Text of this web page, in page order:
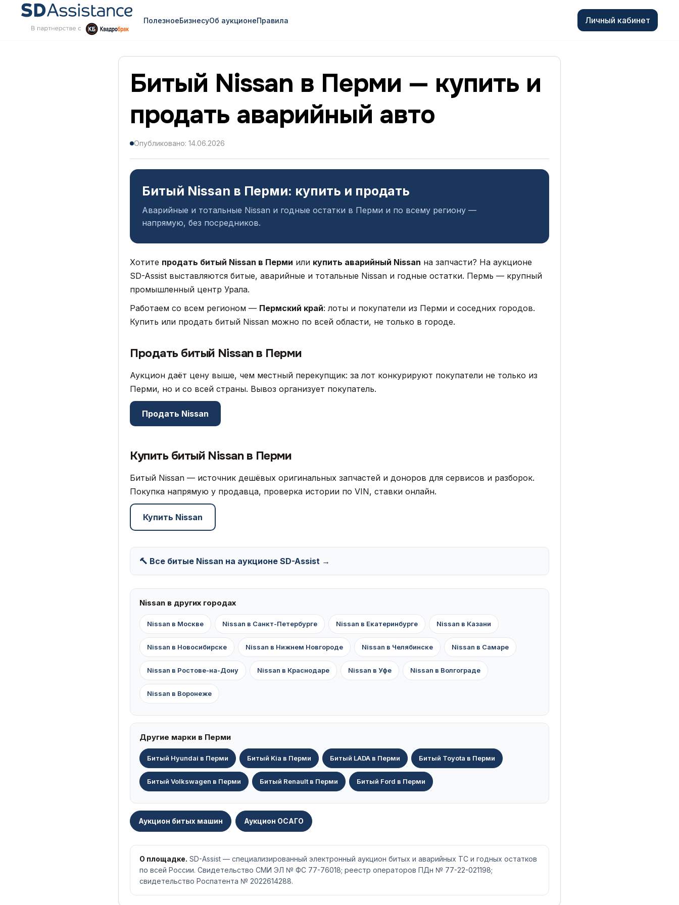
ПолезноеБизнесуОб аукционеПравила Личный кабинет
Битый Nissan в Перми — купить и
продать аварийный авто
Опубликовано: 14.06.2026
Битый Nissan в Перми: купить и продать
Аварийные и тотальные Nissan и годные остатки в Перми и по всему региону —
напрямую, без посредников.
Хотите продать битый Nissan в Перми или купить аварийный Nissan на запчасти? На аукционе
SD-Assist выставляются битые, аварийные и тотальные Nissan и годные остатки. Пермь — крупный
промышленный центр Урала.
Работаем со всем регионом — Пермский край: лоты и покупатели из Перми и соседних городов.
Купить или продать битый Nissan можно по всей области, не только в городе.
Продать битый Nissan в Перми
Аукцион даёт цену выше, чем местный перекупщик: за лот конкурируют покупатели не только из
Перми, но и со всей страны. Вывоз организует покупатель.
Продать Nissan
Купить битый Nissan в Перми
Битый Nissan — источник дешёвых оригинальных запчастей и доноров для сервисов и разборок.
Покупка напрямую у продавца, проверка истории по VIN, ставки онлайн.
Купить Nissan
🔨 Все битые Nissan на аукционе SD-Assist →
Nissan в других городах
Nissan в Москве Nissan в Санкт-Петербурге Nissan в Екатеринбурге Nissan в Казани
Nissan в Новосибирске Nissan в Нижнем Новгороде Nissan в Челябинске Nissan в Самаре
Nissan в Ростове-на-Дону Nissan в Краснодаре Nissan в Уфе Nissan в Волгограде
Nissan в Воронеже
Другие марки в Перми
Битый Hyundai в Перми Битый Kia в Перми Битый LADA в Перми Битый Toyota в Перми
Битый Volkswagen в Перми Битый Renault в Перми Битый Ford в Перми
Аукцион битых машин Аукцион ОСАГО
О площадке. SD-Assist — специализированный электронный аукцион битых и аварийных ТС и годных остатков
по всей России. Свидетельство СМИ ЭЛ № ФС 77-76018; реестр операторов ПДн № 77-22-021198;
свидетельство Роспатента № 2022614288.